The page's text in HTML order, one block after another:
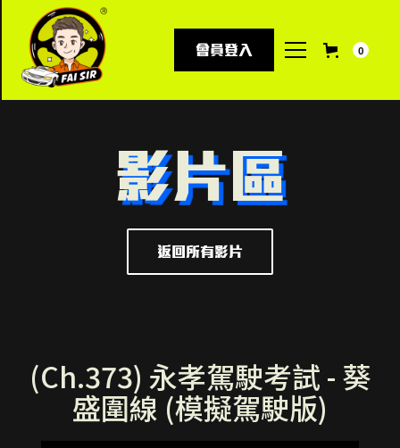
會員登入 0
影片區
返回所有影片
(Ch.373) 永孝駕駛考試 - 葵
盛圍線 (模擬駕駛版)